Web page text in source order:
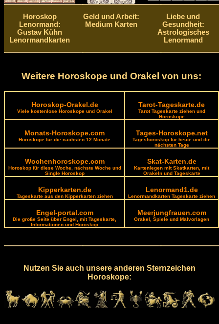
Horoskop
Lenormand:
Gustav Kühn
Lenormandkarten
Geld und Arbeit:
Medium Karten
Liebe und
Gesundheit:
Astrologisches
Lenormand
Weitere Horoskope und Orakel von uns:
Horoskop-Orakel.de
Viele kostenlose Horoskope und Orakel
Tarot-Tageskarte.de
Tarot Tageskarte ziehen und
Horoskope
Monats-Horoskope.com
Horoskope für die nächsten 12 Monate
Tages-Horoskope.net
Tageshoroskop für heute und die
nächsten Tage
Wochenhoroskope.com
Horoskop für diese Woche, nächste Woche und
Single Horoskop
Skat-Karten.de
Kartenlegen mit Skatkarten, mit
Orakeln und Tageskarte
Kipperkarten.de
Tageskarte aus den Kipperkarten ziehen
Lenormand1.de
Lenormandkarten Tageskarte ziehen
Engel-portal.com
Die große Seite über Engel, mit Tageskarte,
Informationen und Horoskop
Meerjungfrauen.com
Orakel, Spiele und Malvorlagen
Nutzen Sie auch unsere anderen Sternzeichen
Horoskope: